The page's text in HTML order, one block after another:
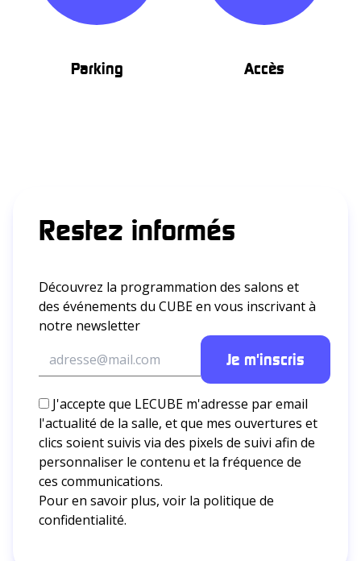
Parking Accès
Restez informés
Découvrez la programmation des salons et
des événements du CUBE en vous inscrivant à
notre newsletter
J'accepte que LECUBE m'adresse par email
l'actualité de la salle, et que mes ouvertures et
clics soient suivis via des pixels de suivi afin de
personnaliser le contenu et la fréquence de
ces communications.
Pour en savoir plus, voir la politique de
confidentialité.